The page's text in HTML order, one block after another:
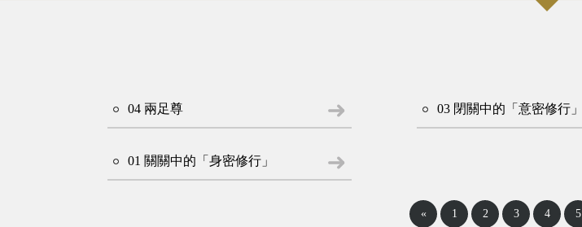
04 兩足尊 03 閉關中的「意密修行」
01 關關中的「身密修行」
« 1 2 3 4 5